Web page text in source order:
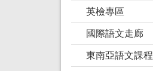
英檢專區
國際語文走廊
東南亞語文課程